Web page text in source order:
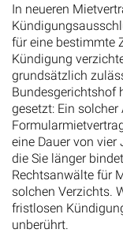
In neueren
für eine bestimmte
Kündigung
grundsätzlich
Bundesgerichtshof
gesetzt: Ein
eine Dauer von vier
die Sie länger
Rechtsanwälte für
solchen Verzichts.
fristlosen
unberührt.